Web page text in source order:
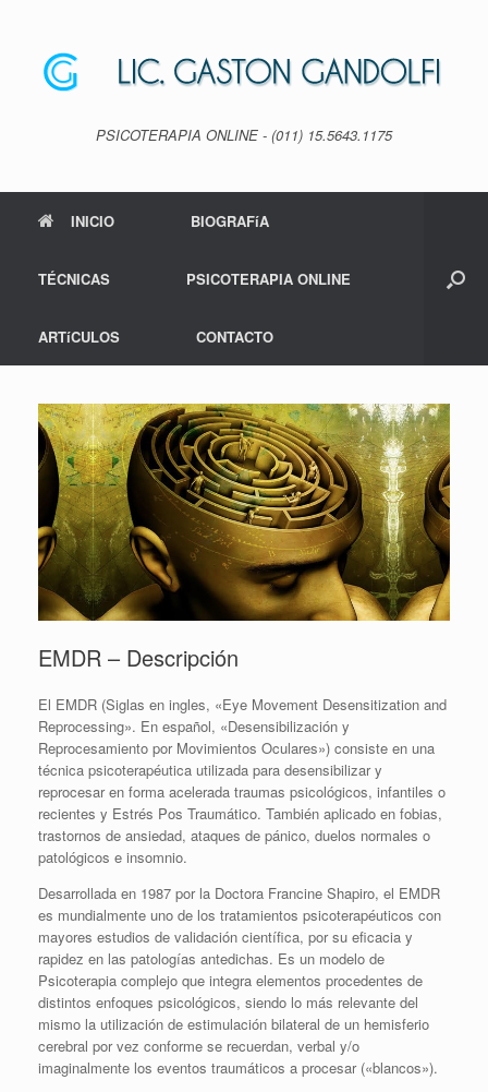
contenido
PSICOTERAPIA ONLINE - (011) 15.5643.1175
INICIO BIOGRAFíA
TÉCNICAS PSICOTERAPIA ONLINE
ARTíCULOS CONTACTO
EMDR – Descripción
El EMDR (Siglas en ingles, «Eye Movement Desensitization and
Reprocessing». En español, «Desensibilización y
Reprocesamiento por Movimientos Oculares») consiste en una
técnica psicoterapéutica utilizada para desensibilizar y
reprocesar en forma acelerada traumas psicológicos, infantiles o
recientes y Estrés Pos Traumático. También aplicado en fobias,
trastornos de ansiedad, ataques de pánico, duelos normales o
patológicos e insomnio.
Desarrollada en 1987 por la Doctora Francine Shapiro, el EMDR
es mundialmente uno de los tratamientos psicoterapéuticos con
mayores estudios de validación científica, por su eficacia y
rapidez en las patologías antedichas. Es un modelo de
Psicoterapia complejo que integra elementos procedentes de
distintos enfoques psicológicos, siendo lo más relevante del
mismo la utilización de estimulación bilateral de un hemisferio
cerebral por vez conforme se recuerdan, verbal y/o
imaginalmente los eventos traumáticos a procesar («blancos»).